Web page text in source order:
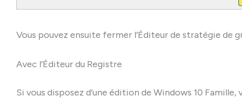
Vous pouvez ensuite fermer l’Éditeur de stratégie de
Avec l’Éditeur du Registre
Si vous disposez d’une édition de Windows 10 Famille,